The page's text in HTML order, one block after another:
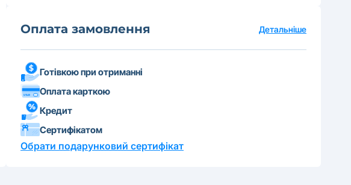
Оплата замовлення Детальніше
Готівкою при отриманні
Оплата карткою
Кредит
Сертифікатом
Обрати подарунковий сертифікат